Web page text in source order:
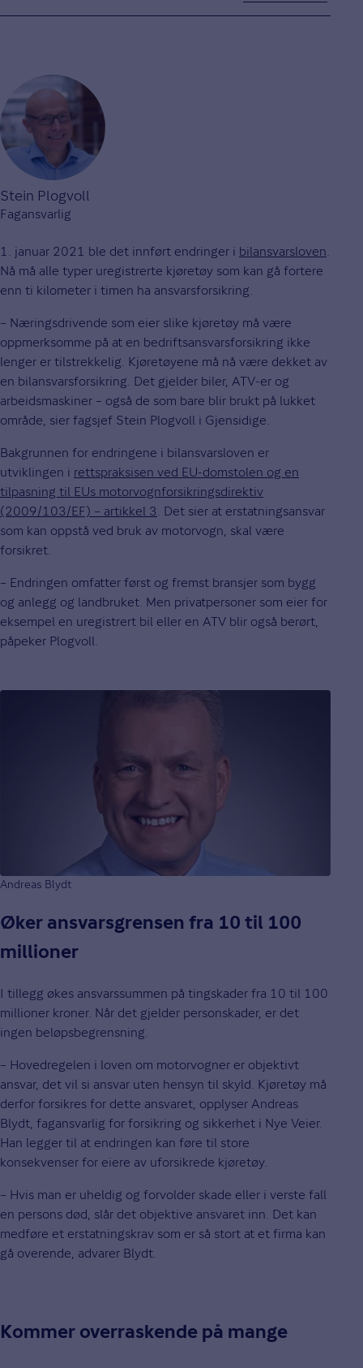
Stein Plogvoll
Fagansvarlig
1. januar 2021 ble det innført endringer i bilansvarsloven
Nå må alle typer uregistrerte kjøretøy som kan gå fortere
enn ti kilometer i timen ha ansvarsforsikring.
– Næringsdrivende som eier slike kjøretøy må være
oppmerksomme på at en bedriftsansvarsforsikring ikke
lenger er tilstrekkelig. Kjøretøyene må nå være dekket av
en bilansvarsforsikring. Det gjelder biler, ATV-er og
arbeidsmaskiner – også de som bare blir brukt på lukket
område, sier fagsjef Stein Plogvoll i Gjensidige.
Bakgrunnen for endringene i bilansvarsloven er
utviklingen i rettspraksisen ved EU-domstolen og en
tilpasning til EUs motorvognforsikringsdirektiv
(2009/103/EF) – artikkel 3 . Det sier at erstatningsansvar
som kan oppstå ved bruk av motorvogn, skal være
forsikret.
– Endringen omfatter først og fremst bransjer som bygg
og anlegg og landbruket. Men privatpersoner som eier for
eksempel en uregistrert bil eller en ATV blir også berørt,
påpeker Plogvoll.
Andreas Blydt
Øker ansvarsgrensen fra 10 til 100
millioner
I tillegg økes ansvarssummen på tingskader fra 10 til 100
millioner kroner. Når det gjelder personskader, er det
ingen beløpsbegrensning.
– Hovedregelen i loven om motorvogner er objektivt
ansvar, det vil si ansvar uten hensyn til skyld. Kjøretøy må
derfor forsikres for dette ansvaret, opplyser Andreas
Blydt, fagansvarlig for forsikring og sikkerhet i Nye Veier.
Han legger til at endringen kan føre til store
konsekvenser for eiere av uforsikrede kjøretøy.
– Hvis man er uheldig og forvolder skade eller i verste fall
en persons død, slår det objektive ansvaret inn. Det kan
medføre et erstatningskrav som er så stort at et firma kan
gå overende, advarer Blydt.
Kommer overraskende på mange